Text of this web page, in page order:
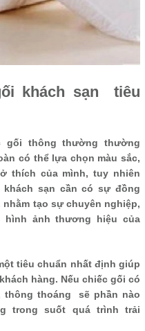
khách sạn tiêu
gối thông thường thường
có thể lựa chọn màu sắc,
thích của mình, tuy nhiên
sạn cần có sự đồng
tạo sự chuyên nghiệp,
ảnh thương hiệu của
tiêu chuẩn nhất định giúp
hàng. Nếu chiếc gối có
thông thoáng sẽ phần nào
trong suốt quá trình trải